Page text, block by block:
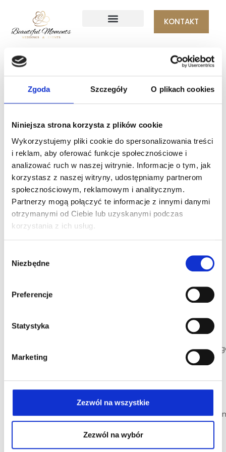
Zgoda Szczegóły O plikach cookies
Niniejsza strona korzysta z plików cookie
Wykorzystujemy pliki cookie do spersonalizowania treści
i reklam, aby oferować funkcje społecznościowe i
analizować ruch w naszej witrynie. Informacje o tym, jak
korzystasz z naszej witryny, udostępniamy partnerom
społecznościowym, reklamowym i analitycznym.
Partnerzy mogą połączyć te informacje z innymi danymi
otrzymanymi od Ciebie lub uzyskanymi podczas
korzystania z ich usług.
zgody
Niezbędne
Preferencje
Statystyka
Marketing
Zezwól na wszystkie
Zezwól na wybór
KONTAKT
Wielkie rzeczy są na
horyzoncie
Szykuje się coś wielkiego! Tworzymy i wkrótce uruchomimy
nasz sklep!
Opinie
Q&A
Mjr Henryka
Hubala-
12 85-825